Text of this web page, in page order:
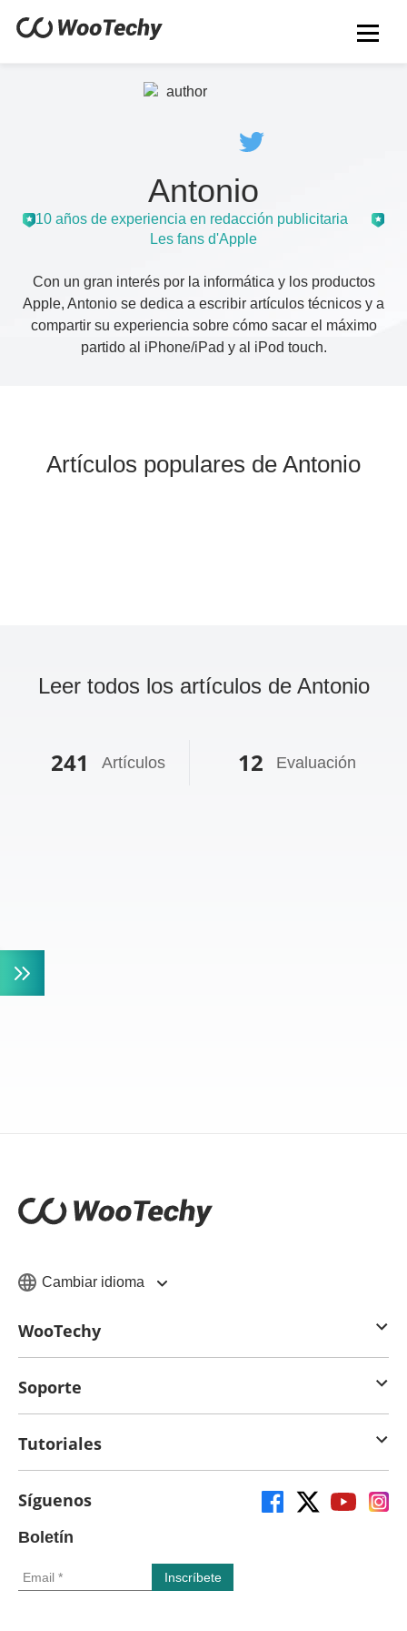
Antonio
10 años de experiencia en redacción publicitaria
Les fans d'Apple
Con un gran interés por la informática y los productos
Apple, Antonio se dedica a escribir artículos técnicos y a
compartir su experiencia sobre cómo sacar el máximo
partido al iPhone/iPad y al iPod touch.
Artículos populares de Antonio
Leer todos los artículos de Antonio
241 Artículos 12 Evaluación
Cambiar idioma
WooTechy
Soporte
Tutoriales
Síguenos
Boletín